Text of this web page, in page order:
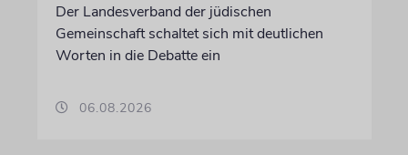
Der Landesverband der jüdischen
Gemeinschaft schaltet sich mit deutlichen
Worten in die Debatte ein
06.08.2026